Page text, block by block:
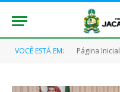
VOCÊ ESTÁ EM: Página Inicial